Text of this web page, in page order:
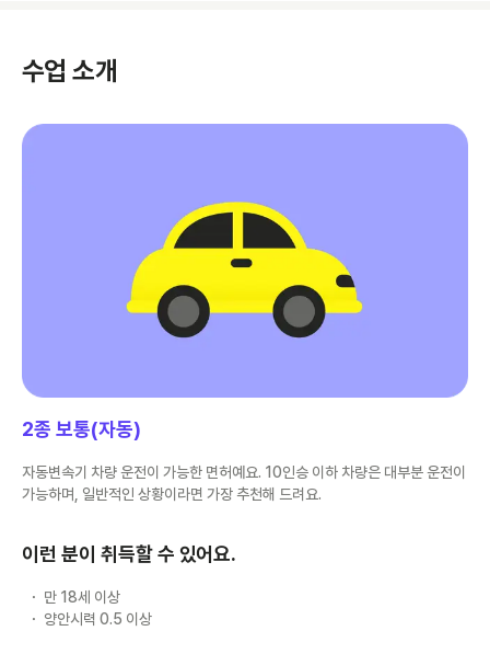
수업 소개
2종 보통(자동)
자동변속기 차량 운전이 가능한 면허예요. 10인승 이하 차량은 대부분 운전이
가능하며, 일반적인 상황이라면 가장 추천해 드려요.
이런 분이 취득할 수 있어요.
만 18세 이상
양안시력 0.5 이상